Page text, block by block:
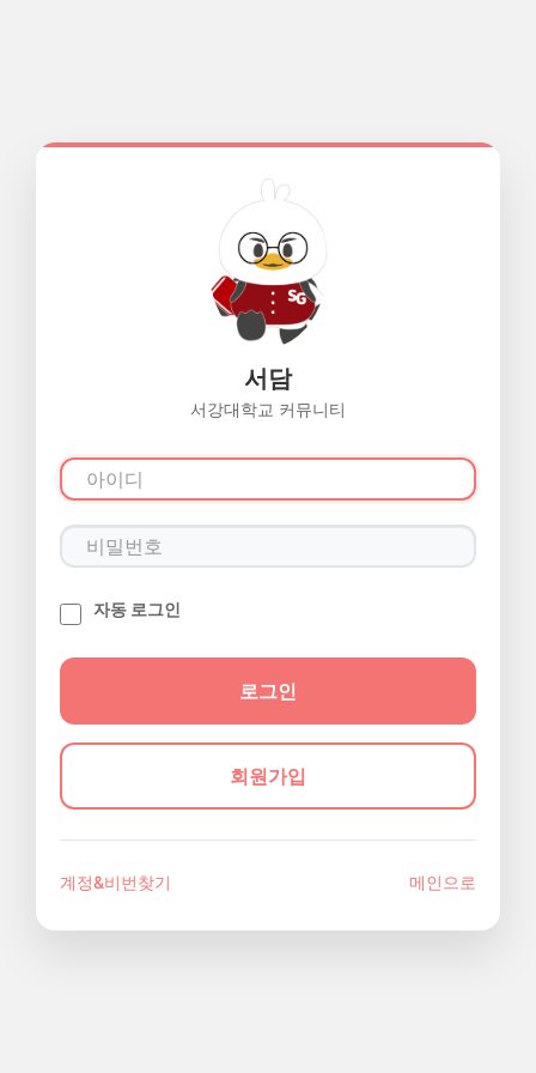
서담
서강대학교 커뮤니티
자동 로그인
회원가입
계정&비번찾기 메인으로